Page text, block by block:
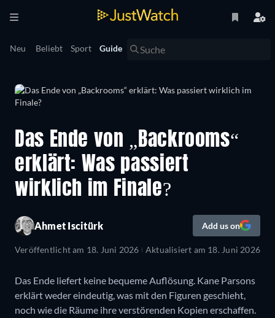
Neu Beliebt Sport Guide
Das Ende von „Backrooms“
erklärt: Was passiert
wirklich im Finale?
Ahmet Iscitürk Add us on
Veröffentlicht am 18. Juni 2026 Aktualisiert am 18. Juni 2026
Das Ende liefert keine bequeme Auflösung. Kane Parsons
erklärt weder eindeutig, was mit den Figuren geschieht,
noch wie die Räume ihre verstörenden Kopien erschaffen.